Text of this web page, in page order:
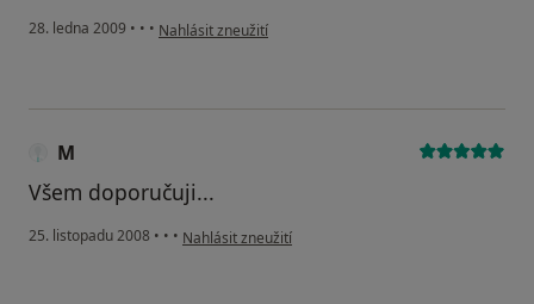
28. ledna 2009 • • • podle názoru uživatele Marie
Nahlásit zneužití
M
Všem doporučuji...
25. listopadu 2008 • • • podle názoru uživatele M
Nahlásit zneužití